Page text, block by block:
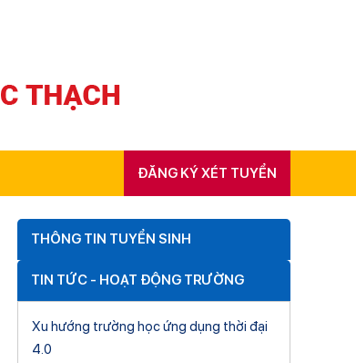
ĐĂNG KÝ XÉT TUYỂN
THÔNG TIN TUYỂN SINH
TIN TỨC - HOẠT ĐỘNG TRƯỜNG
Xu hướng trường học ứng dụng thời đại
4.0